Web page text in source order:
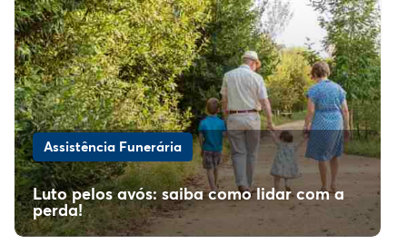
Assistência Funerária
Luto pelos avós: saiba como lidar com a
perda!